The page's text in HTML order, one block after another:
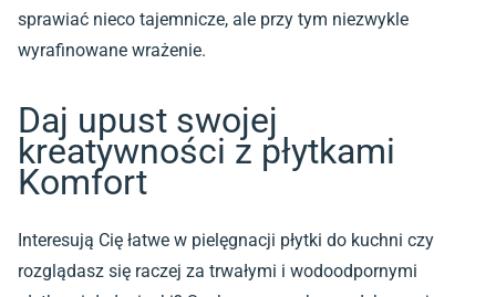
sprawiać nieco tajemnicze, ale przy tym niezwykle
wyrafinowane wrażenie.
Daj upust swojej
kreatywności z płytkami
Komfort
Interesują Cię łatwe w pielęgnacji płytki do kuchni czy
rozglądasz się raczej za trwałymi i wodoodpornymi